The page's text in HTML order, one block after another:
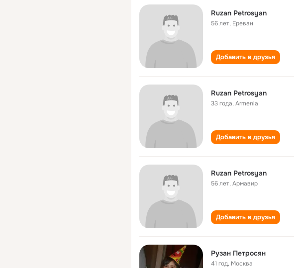
Ruzan Petrosyan
56 лет, Ереван
Добавить в друзья
Ruzan Petrosyan
33 года,Armenia
Добавить в друзья
Ruzan Petrosyan
56 лет,Армавир
Добавить в друзья
Рузан Петросян
41 год, Москва